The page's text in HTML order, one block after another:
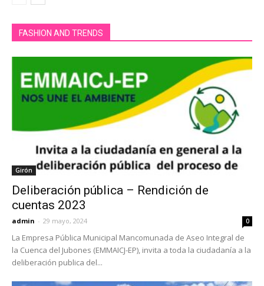
FASHION AND TRENDS
Girón
Deliberación pública – Rendición de
cuentas 2023
admin - 29 mayo, 2024 0
La Empresa Pública Municipal Mancomunada de Aseo Integral de
la Cuenca del Jubones (EMMAICJ-EP), invita a toda la ciudadanía a la
deliberación publica del...